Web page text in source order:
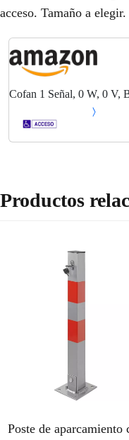
acceso. Tamaño a elegir.
Cofan 1 Señal, 0 W, 0 V,
Productos
Poste de aparcamiento